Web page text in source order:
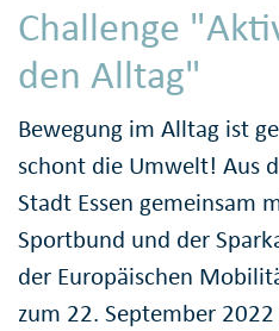
Challenge
den Alltag"
Bewegung im Alltag ist
schont die Umwelt! Aus
Stadt Essen gemeinsam
Sportbund und der
der Europäischen
zum 22. September